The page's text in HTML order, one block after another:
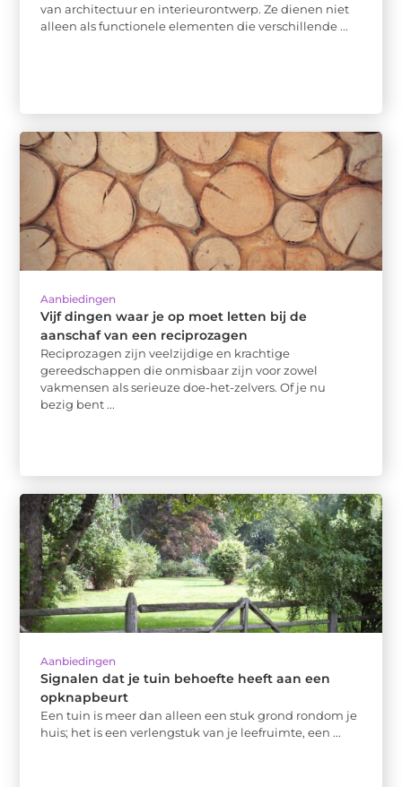
van architectuur en interieurontwerp. Ze dienen niet
alleen als functionele elementen die verschillende ...
Aanbiedingen
Vijf dingen waar je op moet letten bij de
aanschaf van een reciprozagen
Reciprozagen zijn veelzijdige en krachtige
gereedschappen die onmisbaar zijn voor zowel
vakmensen als serieuze doe-het-zelvers. Of je nu
bezig bent ...
Aanbiedingen
Signalen dat je tuin behoefte heeft aan een
opknapbeurt
Een tuin is meer dan alleen een stuk grond rondom je
huis; het is een verlengstuk van je leefruimte, een ...